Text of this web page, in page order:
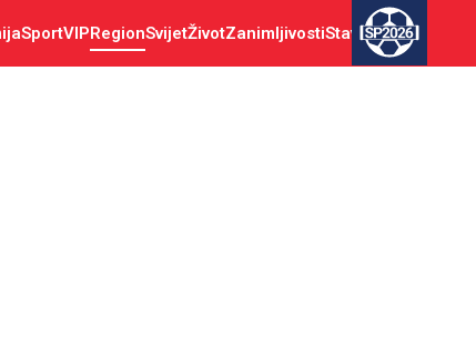
SportVIPRegionSvijetŽivotZanimljivostiStav SP2026